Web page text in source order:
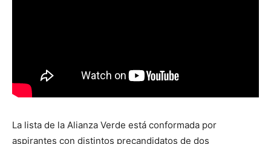
La lista de la Alianza Verde está conformada por
aspirantes con distintos precandidatos de dos